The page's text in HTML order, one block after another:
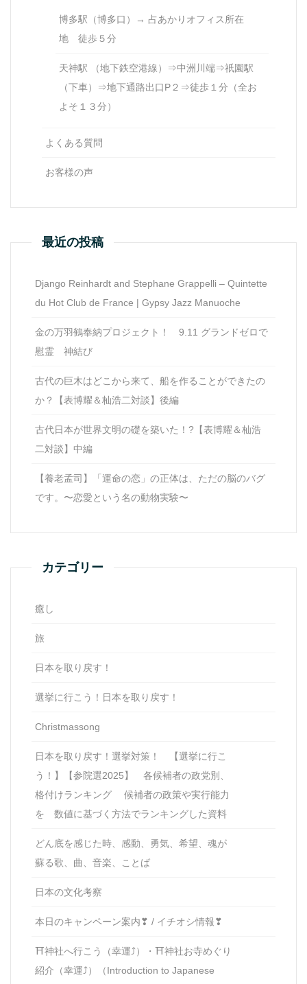
博多駅（博多口）→ 占あかりオフィス所在
地 徒歩５分
天神駅 （地下鉄空港線）⇒中洲川端⇒祇園駅
（下車）⇒地下通路出口P２⇒徒歩１分（全お
よそ１３分）
よくある質問
お客様の声
最近の投稿
Django Reinhardt and Stephane Grappelli – Quintette
du Hot Club de France | Gypsy Jazz Manuoche
金の万羽鶴奉納プロジェクト！ 9.11 グランドゼロで
慰霊 神結び
古代の巨木はどこから来て、船を作ることができたの
か？【表博耀＆杣浩二対談】後編
古代日本が世界文明の礎を築いた！?【表博耀＆杣浩
二対談】中編
【養老孟司】「運命の恋」の正体は、ただの脳のバグ
です。〜恋愛という名の動物実験〜
カテゴリー
癒し
旅
日本を取り戻す！
選挙に行こう！日本を取り戻す！
Christmassong
日本を取り戻す！選挙対策！ 【選挙に行こ
う！】【参院選2025】 各候補者の政党別、
格付けランキング 候補者の政策や実行能力
を 数値に基づく方法でランキングした資料
どん底を感じた時、感動、勇気、希望、魂が
蘇る歌、曲、音楽、ことば
日本の文化考察
本日のキャンペーン案内❣ / イチオシ情報❣
⛩神社へ行こう（幸運⤴）・⛩神社お寺めぐり
紹介（幸運⤴）（Introduction to Japanese